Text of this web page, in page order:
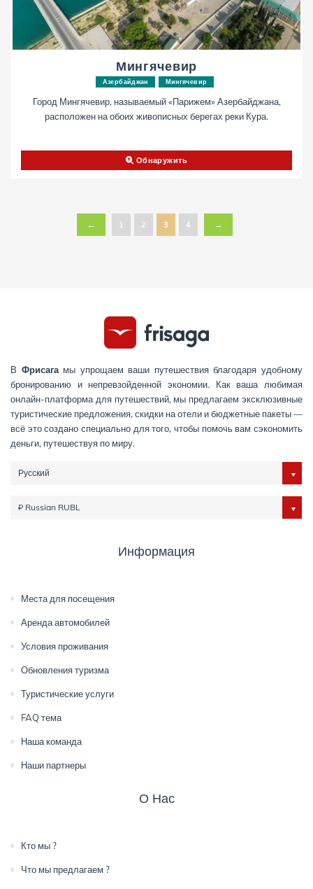
Мингячевир
Азербайджан Мингячевир
Город Мингячевир, называемый «Парижем» Азербайджана,
расположен на обоих живописных берегах реки Кура.
Обнаружить
← 1 2 3 4 →
В Фрисагамы упрощаем ваши путешествия благодаря удобному
бронированию и непревзойденной экономии. Как ваша любимая
онлайн-платформа для путешествий, мы предлагаем эксклюзивные
туристические предложения, скидки на отели и бюджетные пакеты —
всё это создано специально для того, чтобы помочь вам сэкономить
деньги, путешествуя по миру.
Русский
₽ Russian RUBL
Информация
Места для посещения
Аренда автомобилей
Условия проживания
Обновления туризма
Туристические услуги
FAQ тема
Наша команда
Наши партнеры
О Нас
Кто мы ?
Что мы предлагаем ?